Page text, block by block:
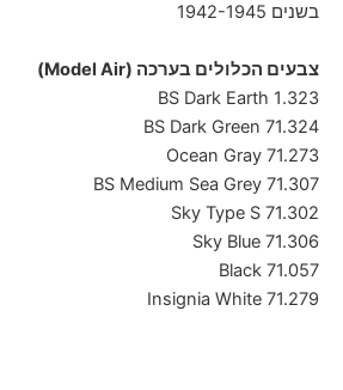
בשנים 1942-1945
צבעים הכלולים בערכה (Model Air)
1.323 BS Dark Earth
71.324 BS Dark Green
71.273 Ocean Gray
71.307 BS Medium Sea Grey
71.302 Sky Type S
71.306 Sky Blue
71.057 Black
71.279 Insignia White